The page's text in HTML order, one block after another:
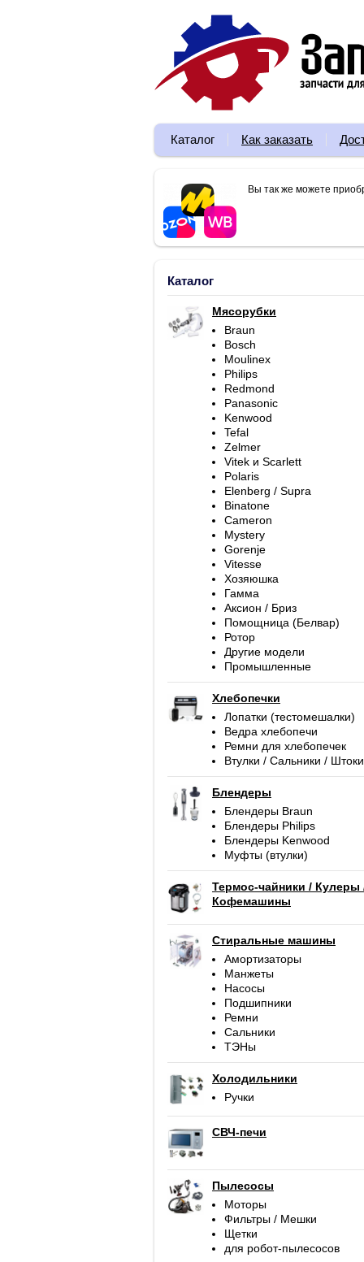
Каталог Как заказать
Вы так же можете
Каталог
Мясорубки
Braun
Bosch
Moulinex
Philips
Redmond
Panasonic
Kenwood
Tefal
Zelmer
Vitek и Scarlett
Polaris
Elenberg / Supra
Binatone
Cameron
Mystery
Gorenje
Vitesse
Хозяюшка
Гамма
Аксион / Бриз
Помощница (Белвар)
Ротор
Другие модели
Промышленные
Хлебопечки
Лопатки (тестомешалки)
Ведра хлебопечи
Ремни для хлебопечек
Втулки / Сальники / Штоки
Блендеры
Блендеры Braun
Блендеры Philips
Блендеры Kenwood
Муфты (втулки)
Термос-чайники / Кулеры
Кофемашины
Стиральные машины
Амортизаторы
Манжеты
Насосы
Подшипники
Ремни
Сальники
ТЭНы
Холодильники
Ручки
СВЧ-печи
Пылесосы
Моторы
Фильтры / Мешки
Щетки
для робот-пылесосов